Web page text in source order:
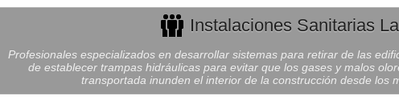
Instalaciones Sanitarias
Profesionales especializados en desarrollar sistemas para retirar de las
de establecer trampas hidráulicas para evitar que los gases y malos
transportada inunden el interior de la construcción desde los